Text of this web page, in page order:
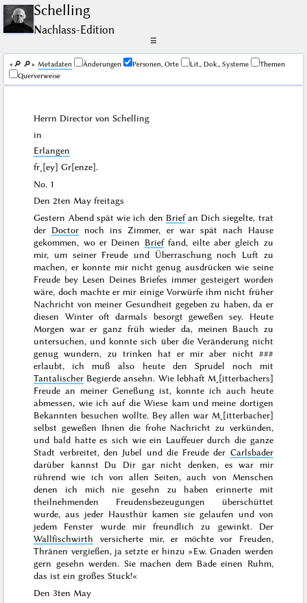
Schelling
Nachlass-Edition
☰
🔎︎ 🔎︎ Me­ta­da­ten Änderungen Personen, Orte Lit., Dok., Systeme
Themen
Querverweise
Herrn Director vonSchelling
in
Erlangen
fr˖[ey] Gr[enze].
No. 1
Den 2ten May freitags
Gestern Abendspät wie ich den Briefan Dich siegelte, trat
der Doctor noch ins Zimmer, er war spät nach Hause
gekommen, wo er Deinen Brieffand, eilte aber gleich zu
mir, um seiner Freude und Überraschung noch Luft zu
machen, er konnte mir nicht genug ausdrücken wie seine
Freude bey Lesen Deines Briefes immer gesteigert worden
wäre, doch machte er mir einige Vorwürfe ihm nicht früher
Nachricht von meiner Gesundheit gegeben zu haben, da er
diesen Winteroft darmals besorgt geweßen sey. Heute
Morgen war er ganz früh wieder da, meinen Bauch zu
untersuchen, und konnte sich über die Veränderung nicht
genug wundern, zu trinken hat er mir aber nicht ###
erlaubt, ich muß also heute den Sprudel noch mit
Tantalischer Begierde ansehn. Wie lebhaft M˖[itterbachers]
Freude an meiner Geneßung ist, konnte ich auch heute
abmessen, wie ich auf die Wiese kam und meine dortigen
Bekannten besuchen wollte. Bey allen war M˖[itterbacher]
selbst geweßen Ihnen die frohe Nachricht zu verkünden,
und bald hatte es sich wie ein Lauffeuer durch die ganze
Stadt verbreitet, den Jubel und die Freude der Carlsbader
darüber kannst Du Dir gar nicht denken, es war mir
rührend wie ich von allen Seiten, auch von Menschen
denen ich mich nie gesehn zu haben erinnerte mit
theilnehmenden Freudensbezeugungen überschüttet
wurde, aus jeder Hausthür kamen sie gelaufen und von
jedem Fenster wurde mir freundlich zu gewinkt. Der
Wallfischwirth versicherte mir, er möchte vor Freuden,
Thränen vergießen, ja setzte er hinzu »Ew. Gnaden werden
gern gesehn werden. Sie machen dem Bade einen Ruhm,
das ist ein großes Stuck!«
Den 3ten May